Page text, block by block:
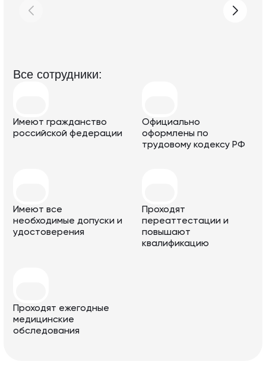
Все с отрудники:
Имеют гражданство
российской федерации
Официально
оформлены по
трудовому кодексу РФ
Имеют все
необходимые допуски и
удостоверения
Проходят
переаттестации и
повышают
квалификацию
Проходят ежегодные
медицинские
обследования